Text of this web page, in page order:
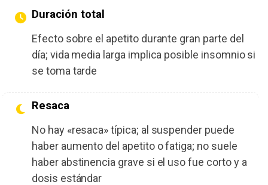
Duración total
Efecto sobre el apetito durante gran parte del
día; vida media larga implica posible insomnio si
se toma tarde
Resaca
No hay «resaca» típica; al suspender puede
haber aumento del apetito o fatiga; no suele
haber abstinencia grave si el uso fue corto y a
dosis estándar